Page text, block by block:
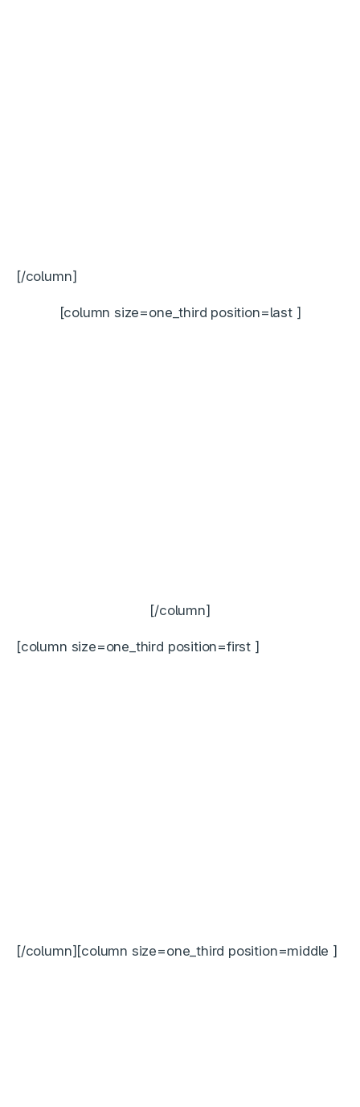
[/column]
[column size=one_third position=last ]
[/column]
[column size=one_third position=first ]
[/column][column size=one_third position=middle ]